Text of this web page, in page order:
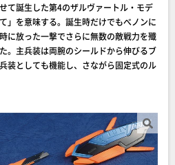
て誕生した第4のザルヴァートル・モデ
」を意味する。誕生時だけでもべノンに
に放った一撃でさらに無数の敵戦力を殲
。主兵装は両腕のシールドから伸びるブ
装としても機能し、さながら固定式のル